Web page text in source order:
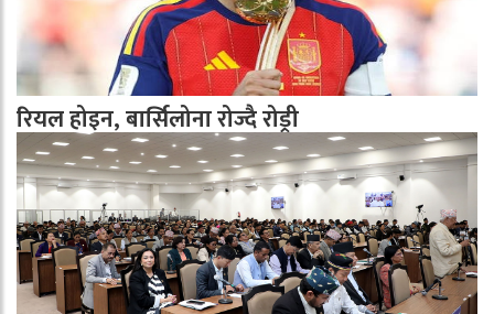
रियल होइन, बार्सिलोना रोज्दै रोड्री